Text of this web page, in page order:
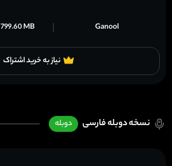
نیاز به خرید اشتراک
Ganool
799.60 MB
نسخه دوبله فارسی دوبله